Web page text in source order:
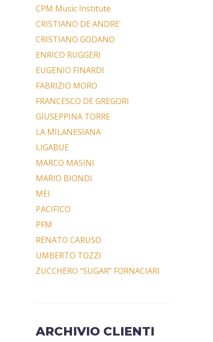
CPM Music Institute
CRISTIANO DE ANDRE’
CRISTIANO GODANO
ENRICO RUGGERI
EUGENIO FINARDI
FABRIZIO MORO
FRANCESCO DE GREGORI
GIUSEPPINA TORRE
LA MILANESIANA
LIGABUE
MARCO MASINI
MARIO BIONDI
MEI
PACIFICO
PFM
RENATO CARUSO
UMBERTO TOZZI
ZUCCHERO “SUGAR” FORNACIARI
ARCHIVIO CLIENTI